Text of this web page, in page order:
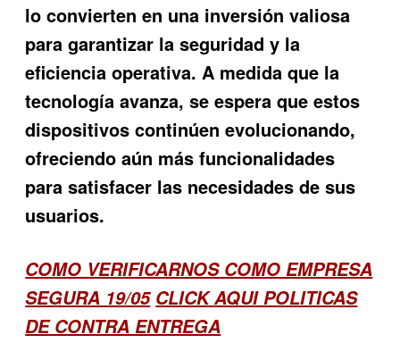
lo convierten en una inversión valiosa
para garantizar la seguridad y la
eficiencia operativa. A medida que la
tecnología avanza, se espera que estos
dispositivos continúen evolucionando,
ofreciendo aún más funcionalidades
para satisfacer las necesidades de sus
usuarios.
COMO VERIFICARNOS COMO EMPRESA
SEGURA 19/05 CLICK AQUI POLITICAS
DE CONTRA ENTREGA